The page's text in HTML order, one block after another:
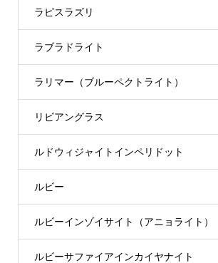
ラピスラズリ
ラブラドライト
ラリマー（ブルーペクトライト）
リビアングラス
ルドウィジャイトインペリドット
ルビー
ルビーインゾイサイト（アニョライト）
ルビーサファイアインカイヤナイト